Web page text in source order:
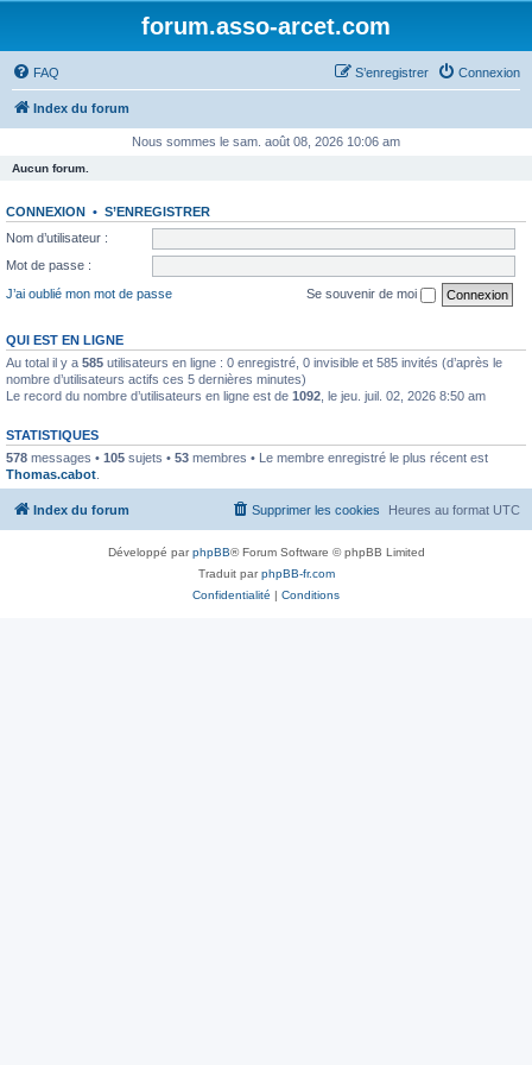
forum.asso-arcet.com
FAQ Connexion
S’enregistrer
Index du forum
Nous sommes le sam. août 08, 2026 10:06 am
Aucun forum.
CONNEXION • S’ENREGISTRER
Nom d’utilisateur :
Mot de passe :
J’ai oublié mon mot de passe
Se souvenir de moi
QUI EST EN LIGNE
Au total il y a 585 utilisateurs en ligne : 0 enregistré, 0 invisible et 585 invités (d’après le
nombre d’utilisateurs actifs ces 5 dernières minutes)
Le record du nombre d’utilisateurs en ligne est de 1092 , le jeu. juil. 02, 2026 8:50 am
STATISTIQUES
578 messages • 105 sujets • 53 membres • Le membre enregistré le plus récent est
Thomas.cabot
Index du forum Heures au format UTC
Supprimer les cookies
Développé parphpBB® Forum Software © phpBB Limited
Traduit parphpBB-fr.com
Confidentialité | Conditions